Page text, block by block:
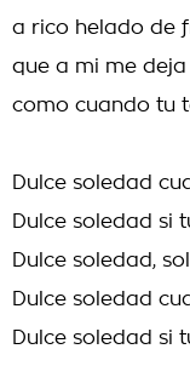
a rico helado de
que a mi me
como cuando tu
Dulce soledad
Dulce soledad si
Dulce soledad,
Dulce soledad
Dulce soledad si